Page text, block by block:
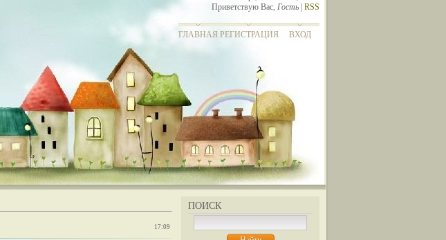
Приветствую Вас, Гость RSS
ГЛАВНАЯ РЕГИСТРАЦИЯ ВХОД
ПОИСК
17:09